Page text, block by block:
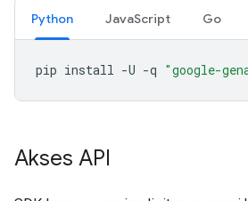
Python JavaScript Go
pip install -U -q "google-
Akses API